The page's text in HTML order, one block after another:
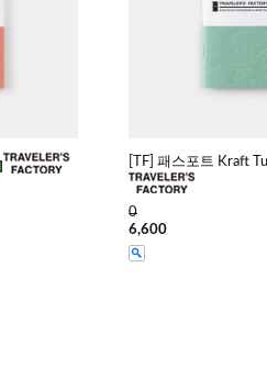
[TF] 패스포트 Kraft
0
6,600